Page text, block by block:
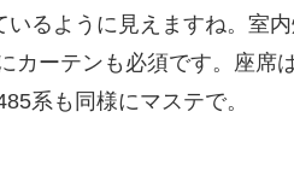
るように見えますね。室
カーテンも必須です。座席
系も同様にマステで。